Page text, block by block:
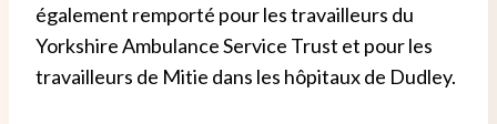
également remporté pour les travailleurs du
Yorkshire Ambulance Service Trust et pour les
travailleurs de Mitie dans les hôpitaux de Dudley.